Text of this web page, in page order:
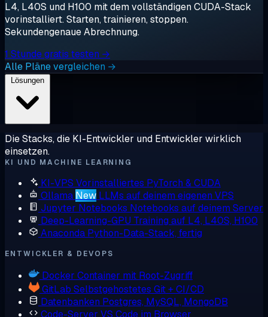
L4, L40S und H100 mit dem vollständigen CUDA-Stack
vorinstalliert. Starten, trainieren, stoppen.
Sekundengenaue Abrechnung.
1 Stunde gratis testen →
Alle Pläne vergleichen →
Die Stacks, die KI-Entwickler und Entwickler wirklich
einsetzen.
KI UND MACHINE LEARNING
KI-VPS Vorinstalliertes PyTorch & CUDA
Ollama New LLMs auf deinem eigenen VPS
Jupyter Notebooks Notebooks auf deinem Server
Deep-Learning-GPU Training auf L4, L40S, H100
Anaconda Python-Data-Stack, fertig
ENTWICKLER & DEVOPS
Docker Container mit Root-Zugriff
GitLab Selbstgehostetes Git + CI/CD
Datenbanken Postgres, MySQL, MongoDB
Code-Server VS Code im Browser